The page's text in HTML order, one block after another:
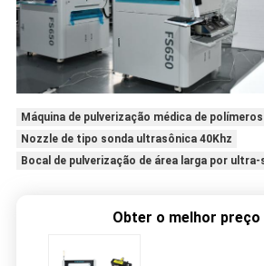
Máquina de pulverização médica de
Nozzle de tipo sonda ultrasônica 40Khz
Bocal de pulverização de área larga por ultra-
Obter o melhor preço